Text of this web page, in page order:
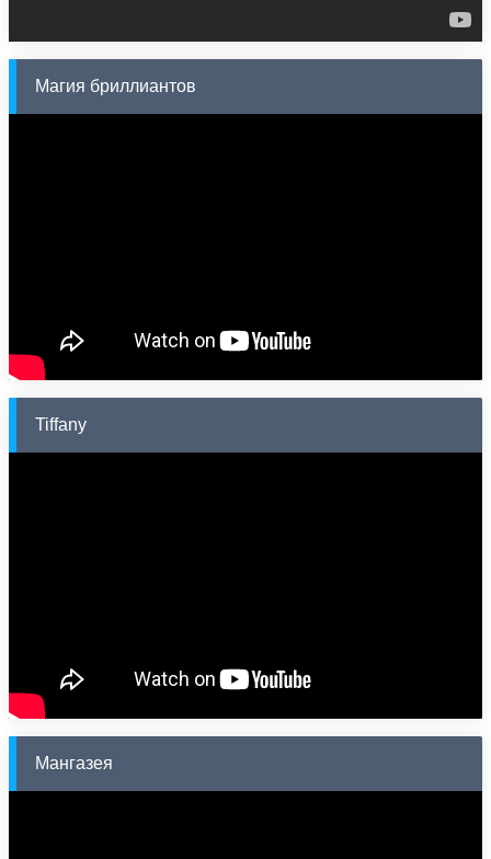
Магия бриллиантов
Tiffany
Мангазея